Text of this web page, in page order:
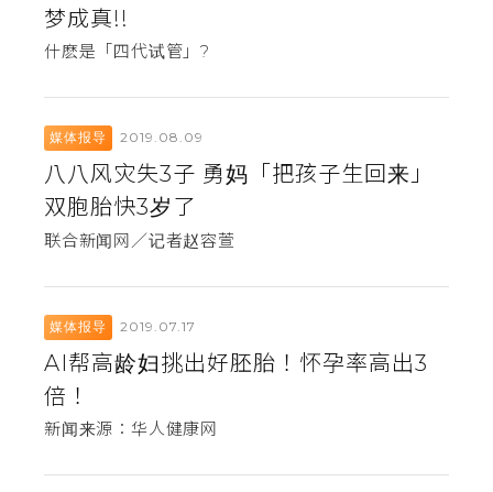
梦成真!!
什麽是「四代试管」?
媒体报导 2019.08.09
八八风灾失3子 勇妈「把孩子生回来」
双胞胎快3岁了
联合新闻网／记者赵容萱
媒体报导 2019.07.17
AI帮高龄妇挑出好胚胎！怀孕率高出3
倍！
新闻来源：华人健康网